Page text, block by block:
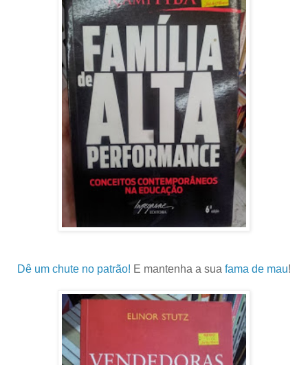
Dê um chute no patrão! E mantenha a sua fama de mau!